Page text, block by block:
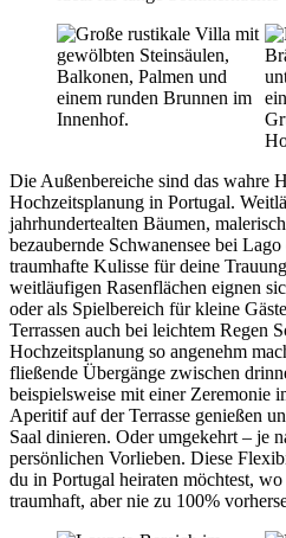
Die Außenbereiche sind das wahre
Hochzeitsplanung in Portugal.
jahrhundertealten Bäumen,
bezaubernde Schwanensee bei
traumhafte Kulisse für deine
weitläufigen Rasenflächen eignen
oder als Spielbereich für kleine
Terrassen auch bei leichtem Regen
Hochzeitsplanung so angenehm
fließende Übergänge zwischen
beispielsweise mit einer Zeremonie
Aperitif auf der Terrasse genießen
Saal dinieren. Oder umgekehrt – je
persönlichen Vorlieben. Diese
du in Portugal heiraten möchtest,
traumhaft, aber nie zu 100%